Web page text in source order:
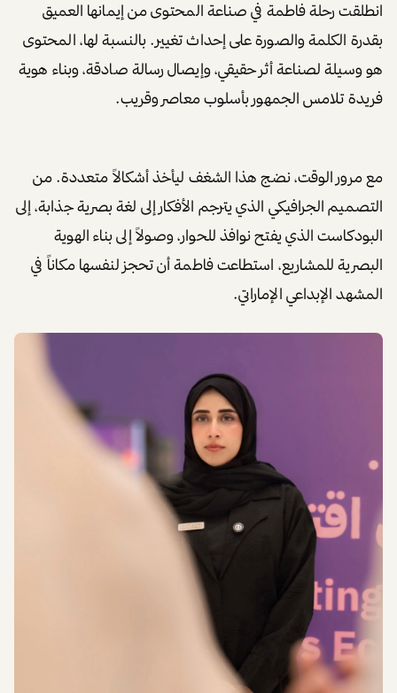
انطلقت رحلة فاطمة في صناعة المحتوى من إيمانها العميق
بقدرة الكلمة والصورة على إحداث تغيير. بالنسبة لها، المحتوى
هو وسيلة لصناعة أثر حقيقي، وإيصال رسالة صادقة، وبناء هوية
فريدة تلامس الجمهور بأسلوب معاصر وقريب.
مع مرور الوقت، نضج هذا الشغف ليأخذ أشكالاً متعددة. من
التصميم الجرافيكي الذي يترجم الأفكار إلى لغة بصرية جذابة، إلى
البودكاست الذي يفتح نوافذ للحوار، وصولاً إلى بناء الهوية
البصرية للمشاريع، استطاعت فاطمة أن تحجز لنفسها مكاناً في
المشهد الإبداعي الإماراتي.